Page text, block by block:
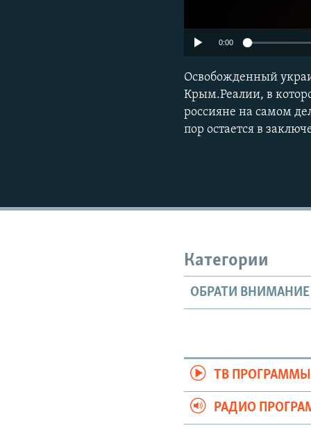
0:00
Освобожденный
Крым.Реалии, в
россияне на самом
пор остается в
Категории
ОБРАТИ ВНИМАНИЕ
ТВ ПРОГРАММЫ
РАДИО